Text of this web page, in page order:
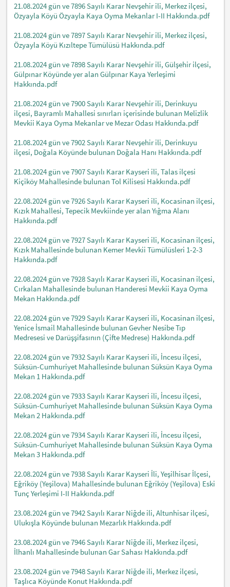
21.08.2024 gün ve 7896 Sayılı Karar Nevşehir ili, Merkez ilçesi,
Özyayla Köyü Özyayla Kaya Oyma Mekanlar I-II Hakkında.pdf
21.08.2024 gün ve 7897 Sayılı Karar Nevşehir ili, Merkez ilçesi,
Özyayla Köyü Kızıltepe Tümülüsü Hakkında.pdf
21.08.2024 gün ve 7898 Sayılı Karar Nevşehir ili, Gülşehir ilçesi,
Gülpınar Köyünde yer alan Gülpınar Kaya Yerleşimi
Hakkında.pdf
21.08.2024 gün ve 7900 Sayılı Karar Nevşehir ili, Derinkuyu
ilçesi, Bayramlı Mahallesi sınırları içerisinde bulunan Melizlik
Mevkii Kaya Oyma Mekanlar ve Mezar Odası Hakkında.pdf
21.08.2024 gün ve 7902 Sayılı Karar Nevşehir ili, Derinkuyu
ilçesi, Doğala Köyünde bulunan Doğala Hanı Hakkında.pdf
21.08.2024 gün ve 7907 Sayılı Karar Kayseri ili, Talas ilçesi
Kiçiköy Mahallesinde bulunan Tol Kilisesi Hakkında.pdf
22.08.2024 gün ve 7926 Sayılı Karar Kayseri ili, Kocasinan ilçesi,
Kızık Mahallesi, Tepecik Mevkiinde yer alan Yığma Alanı
Hakkında.pdf
22.08.2024 gün ve 7927 Sayılı Karar Kayseri ili, Kocasinan ilçesi,
Kızık Mahallesinde bulunan Kemer Mevkii Tümülüsleri 1-2-3
Hakkında.pdf
22.08.2024 gün ve 7928 Sayılı Karar Kayseri ili, Kocasinan ilçesi,
Cırkalan Mahallesinde bulunan Handeresi Mevkii Kaya Oyma
Mekan Hakkında.pdf
22.08.2024 gün ve 7929 Sayılı Karar Kayseri ili, Kocasinan ilçesi,
Yenice İsmail Mahallesinde bulunan Gevher Nesibe Tıp
Medresesi ve Darüşşifasının (Çifte Medrese) Hakkında.pdf
22.08.2024 gün ve 7932 Sayılı Karar Kayseri ili, İncesu ilçesi,
Süksün-Cumhuriyet Mahallesinde bulunan Süksün Kaya Oyma
Mekan 1 Hakkında.pdf
22.08.2024 gün ve 7933 Sayılı Karar Kayseri ili, İncesu ilçesi,
Süksün-Cumhuriyet Mahallesinde bulunan Süksün Kaya Oyma
Mekan 2 Hakkında.pdf
22.08.2024 gün ve 7934 Sayılı Karar Kayseri ili, İncesu ilçesi,
Süksün-Cumhuriyet Mahallesinde bulunan Süksün Kaya Oyma
Mekan 3 Hakkında.pdf
22.08.2024 gün ve 7938 Sayılı Karar Kayseri İli, Yeşilhisar İlçesi,
Eğriköy (Yeşilova) Mahallesinde bulunan Eğriköy (Yeşilova) Eski
Tunç Yerleşimi I-II Hakkında.pdf
23.08.2024 gün ve 7942 Sayılı Karar Niğde ili, Altunhisar ilçesi,
Ulukışla Köyünde bulunan Mezarlık Hakkında.pdf
23.08.2024 gün ve 7946 Sayılı Karar Niğde ili, Merkez ilçesi,
İlhanlı Mahallesinde bulunan Gar Sahası Hakkında.pdf
23.08.2024 gün ve 7948 Sayılı Karar Niğde ili, Merkez ilçesi,
Taşlıca Köyünde Konut Hakkında.pdf